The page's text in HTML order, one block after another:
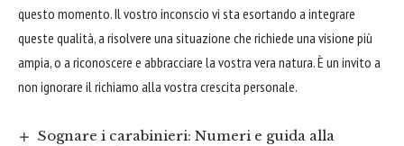
questo momento. Il vostro inconscio vi sta esortando a integrare
queste qualità, a risolvere una situazione che richiede una visione più
ampia, o a riconoscere e abbracciare la vostra vera natura. È un invito a
non ignorare il richiamo alla vostra crescita personale.
Sognare i carabinieri: Numeri e guida alla